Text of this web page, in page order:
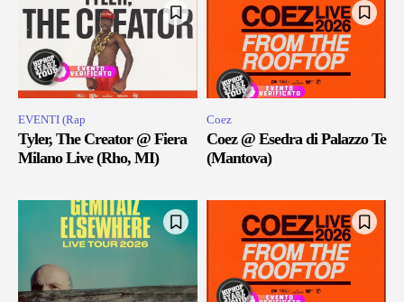
EVENTI (Rap
Tyler, The Creator @ Fiera
Milano Live (Rho, MI)
Coez
Coez @ Esedra di Palazzo Te
(Mantova)